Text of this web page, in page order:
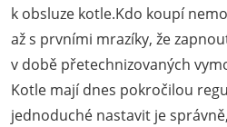
k obsluze kotle.Kdo koupí
až s prvními mrazíky, že
v době přetechnizovaných
Kotle mají dnes pokročilou
jednoduché nastavit je